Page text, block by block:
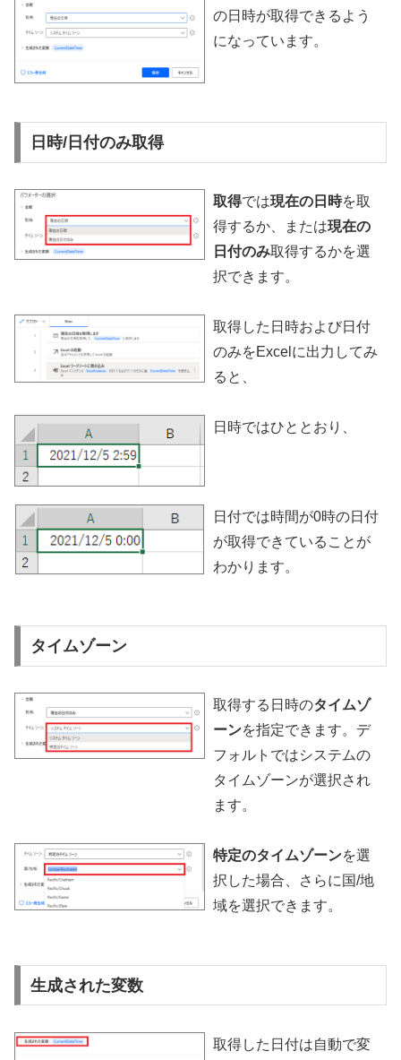
の日時が取得できるよう
になっています。
日時/日付のみ取得
取得では現在の日時を取
得するか、または現在の
日付のみ取得するかを選
択できます。
取得した日時および日付
のみをExcelに出力してみ
ると、
日時ではひととおり、
日付では時間が0時の日付
が取得できていることが
わかります。
タイムゾーン
取得する日時のタイムゾ
ーンを指定できます。デ
フォルトではシステムの
タイムゾーンが選択され
ます。
特定のタイムゾーンを選
択した場合、さらに国/地
域を選択できます。
生成された変数
取得した日付は自動で変